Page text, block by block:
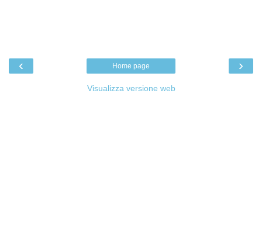
‹ ›
Home page
Visualizza versione web